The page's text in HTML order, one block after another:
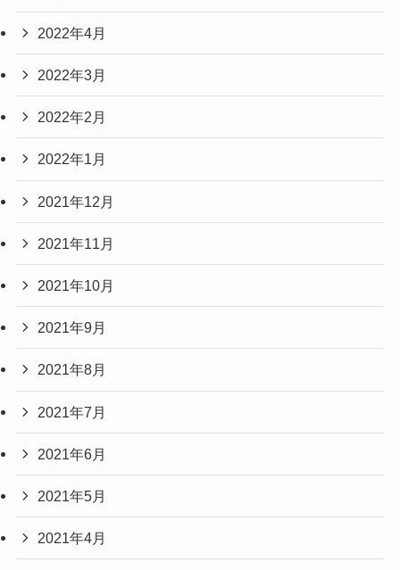
2022年4月
2022年3月
2022年2月
2022年1月
2021年12月
2021年11月
2021年10月
2021年9月
2021年8月
2021年7月
2021年6月
2021年5月
2021年4月